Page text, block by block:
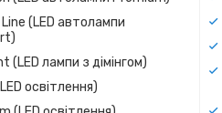
Line (LED автолампи
(LED лампи з дімінгом)
освітлення)